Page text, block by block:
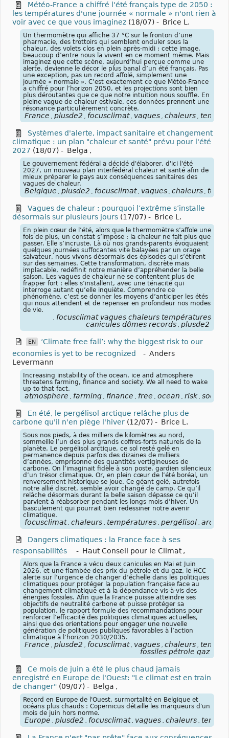
Météo-France a chiffré l'été français type de 2050 :
les températures d'une journée « normale » n'ont rien à
voir avec ce que vous imaginez (18/07) - Brice L.
Un thermomètre qui affiche 37 °C sur le fronton d’une
pharmacie, des trottoirs qui semblent onduler sous la
chaleur, des volets clos en plein après-midi : cette image,
beaucoup d’entre nous la vivent en ce moment même. Mais
imaginez que cette scène, aujourd’hui perçue comme une
alerte, devienne le décor le plus banal d’un été français. Pas
une exception, pas un record affolé, simplement une
journée « normale ». C’est exactement ce que Météo-France
a chiffré pour l’horizon 2050, et les projections sont bien
plus déroutantes que ce que notre intuition nous souffle. En
pleine vague de chaleur estivale, ces données prennent une
résonance particulièrement concrète.
France , plusde2 , focusclimat , vagues , chaleurs ,
Systèmes d'alerte, impact sanitaire et changement
climatique : un plan "chaleur et santé" prévu pour l'été
2027 (18/07) - Belga ,
Le gouvernement fédéral a décidé d'élaborer, d'ici l'été
2027, un nouveau plan interfédéral chaleur et santé afin de
mieux préparer le pays aux conséquences sanitaires des
vagues de chaleur.
Belgique , plusde2 , focusclimat , vagues , chaleurs ,
Vagues de chaleur : pourquoi l’extrême s’installe
désormais sur plusieurs jours (17/07) - Brice L.
En plein cœur de l’été, alors que le thermomètre s’affole une
fois de plus, un constat s’impose : la chaleur ne fait plus que
passer. Elle s’incruste. Là où nos grands-parents évoquaient
quelques journées suffocantes vite balayées par un orage
salvateur, nous vivons désormais des épisodes qui s’étirent
sur des semaines. Cette transformation, discrète mais
implacable, redéfinit notre manière d’appréhender la belle
saison. Les vagues de chaleur ne se contentent plus de
frapper fort : elles s’installent, avec une ténacité qui
interroge autant qu’elle inquiète. Comprendre ce
phénomène, c’est se donner les moyens d’anticiper les étés
qui nous attendent et de repenser en profondeur nos modes
de vie.
, focusclimat vagues chaleurs températures
canicules dômes records , plusde2
EN
‘Climate free fall’: why the biggest risk to our
economies is yet to be recognized
- Anders
Levermann
Increasing instability of the ocean, ice and atmosphere
threatens farming, finance and society. We all need to wake
up to that fact.
atmosphere farming finance free ocean risk society
En été, le pergélisol arctique relâche plus de
carbone qu'il n'en piège l'hiver (12/07) - Brice L.
Sous nos pieds, à des milliers de kilomètres au nord,
sommeille l’un des plus grands coffres-forts naturels de la
planète. Le pergélisol arctique, ce sol resté gelé en
permanence depuis parfois des dizaines de milliers
d’années, emprisonne des quantités vertigineuses de
carbone. On l’imaginait fidèle à son poste, gardien silencieux
d’un trésor climatique. Or, en plein cœur de l’été boréal, un
renversement historique se joue. Ce géant gelé, autrefois
notre allié discret, semble avoir changé de camp. Ce qu’il
relâche désormais durant la belle saison dépasse ce qu’il
parvient à réabsorber pendant les longs mois d’hiver. Un
basculement qui pourrait bien redessiner notre avenir
climatique.
focusclimat chaleurs températures pergélisol
Dangers climatiques : la France face à ses
responsabilités
- Haut Conseil pour le Climat ,
Alors que la France a vécu deux canicules en Mai et Juin
2026, et une flambée des prix du pétrole et du gaz, le HCC
alerte sur l’urgence de changer d’échelle dans les politiques
climatiques pour protéger la population française face au
changement climatique et à la dépendance vis-à-vis des
énergies fossiles. Afin que la France puisse atteindre ses
objectifs de neutralité carbone et puisse protéger sa
population, le rapport formule des recommandations pour
renforcer l’efficacité des politiques climatiques actuelles,
ainsi que des orientations pour engager une nouvelle
génération de politiques publiques favorables à l’action
climatique à l’horizon 2030/2035.
France plusde2 focusclimat vagues chaleurs
fossiles pétrole gaz
Ce mois de juin a été le plus chaud jamais
enregistré en Europe de l'Ouest: "Le climat est en train
de changer" (09/07) - Belga ,
Record en Europe de l'Ouest, surmortalité en Belgique et
océans plus chauds : Copernicus détaille les marqueurs d'un
mois de juin hors norme.
Europe plusde2 focusclimat vagues chaleurs